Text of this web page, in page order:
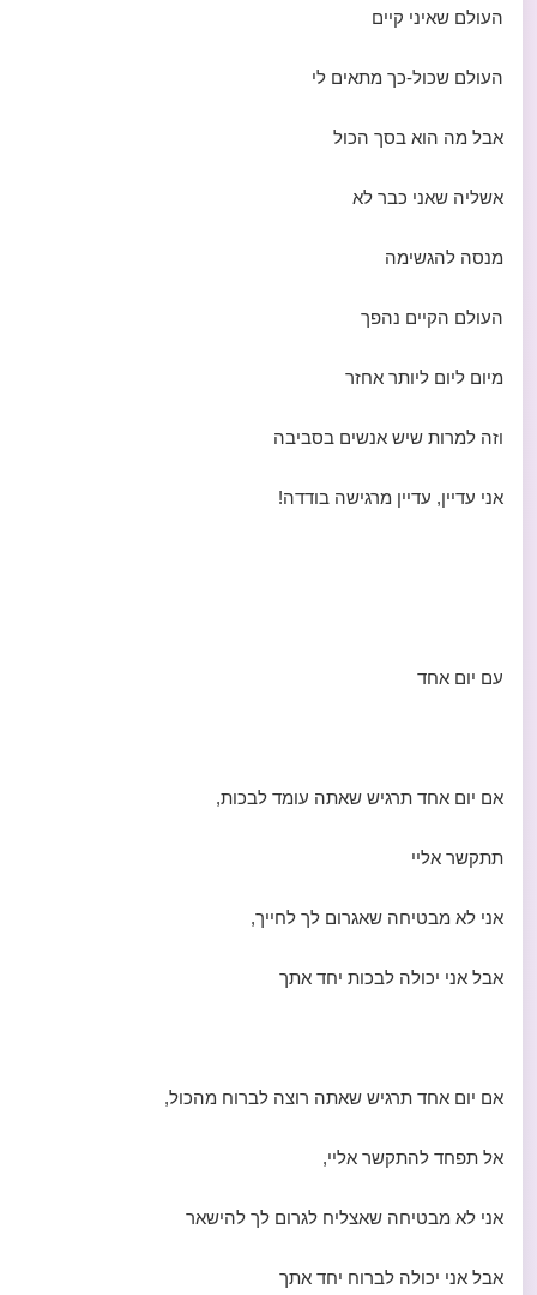
העולם שאיני קיים
העולם שכול-כך מתאים לי
אבל מה הוא בסך הכול
אשליה שאני כבר לא
מנסה להגשימה
העולם הקיים נהפך
מיום ליום ליותר אחזר
וזה למרות שיש אנשים בסביבה
אני עדיין, עדיין מרגישה בודדה!
עם יום אחד
אם יום אחד תרגיש שאתה עומד לבכות,
תתקשר אליי
אני לא מבטיחה שאגרום לך לחייך,
אבל אני יכולה לבכות יחד אתך
אם יום אחד תרגיש שאתה רוצה לברוח מהכול,
אל תפחד להתקשר אליי,
אני לא מבטיחה שאצליח לגרום לך להישאר
אבל אני יכולה לברוח יחד אתך